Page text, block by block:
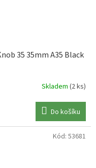
35 35mm A35 Black
Skladem (2 ks)
Do košíku
Kód: 53681